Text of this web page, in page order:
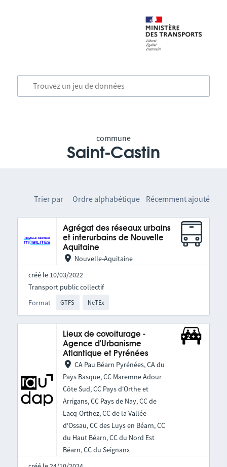
commune
Saint-Castin
Trier par Ordre alphabétique Récemment ajouté
Agrégat des réseaux urbains
et interurbains de Nouvelle
Aquitaine
Nouvelle-Aquitaine
créé le 10/03/2022
Format GTFS NeTEx
Transport public collectif
Lieux de covoiturage -
Agence d'Urbanisme
Atlantique et Pyrénées
CA Pau Béarn Pyrénées, CA du
Pays Basque, CC Maremne Adour
Côte Sud, CC Pays d'Orthe et
Arrigans, CC Pays de Nay, CC de
Lacq-Orthez, CC de la Vallée
d'Ossau, CC des Luys en Béarn, CC
du Haut Béarn, CC du Nord Est
Béarn, CC du Seignanx